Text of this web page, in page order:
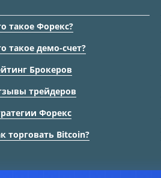
такое Форекс?
такое демо-счет?
Брокеров
трейдеров
Форекс
торговать Bitcoin?